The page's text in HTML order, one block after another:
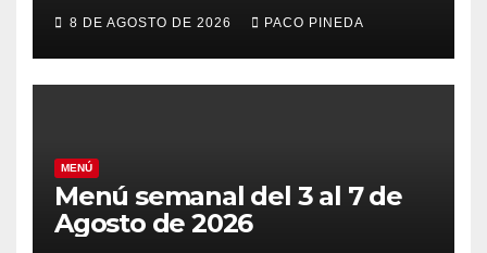
8 DE AGOSTO DE 2026 PACO PINEDA
MENÚ
Menú semanal del 3 al 7 de
Agosto de 2026